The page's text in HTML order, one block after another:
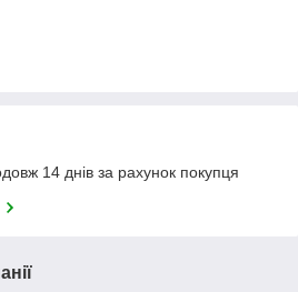
14 днів за рахунок покупця